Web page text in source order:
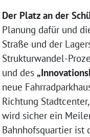
Der Platz an der
Planung dafür und
Straße und der
Strukturwandel-
und des
neue
Richtung
wird sicher ein
Bahnhofsquartier ist